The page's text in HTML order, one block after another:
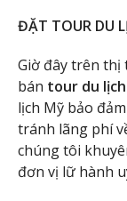
ĐẶT TOUR DU
Giờ đây trên
bán tour du
lịch Mỹ bảo
tránh lãng phí
chúng tôi
đơn vị lữ hành